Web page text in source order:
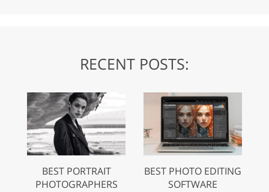
RECENT POSTS:
BEST PORTRAIT
PHOTOGRAPHERS
BEST PHOTO EDITING
SOFTWARE